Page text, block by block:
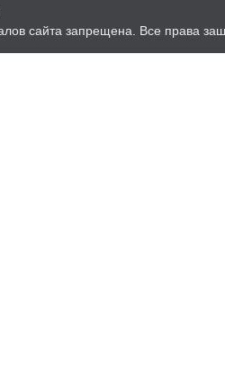
сайта запрещена. Все права